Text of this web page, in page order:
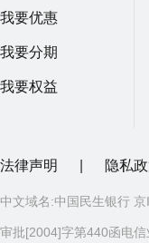
我要优惠
我要分期
我要权益
法律声明 隐私
中文域名:中国民生银行
审批[2004]字第440函电